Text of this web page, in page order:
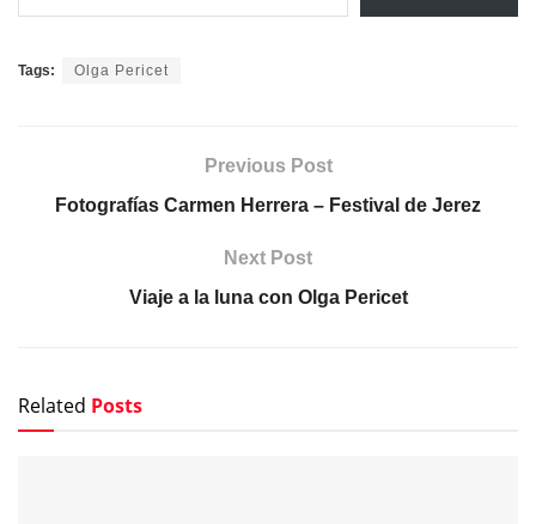
Tags: Olga Pericet
Previous Post
Fotografías Carmen Herrera – Festival de Jerez
Next Post
Viaje a la luna con Olga Pericet
Related Posts